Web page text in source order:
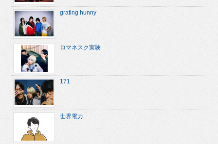
grating hunny
ロマネスク実験
171
世界電力